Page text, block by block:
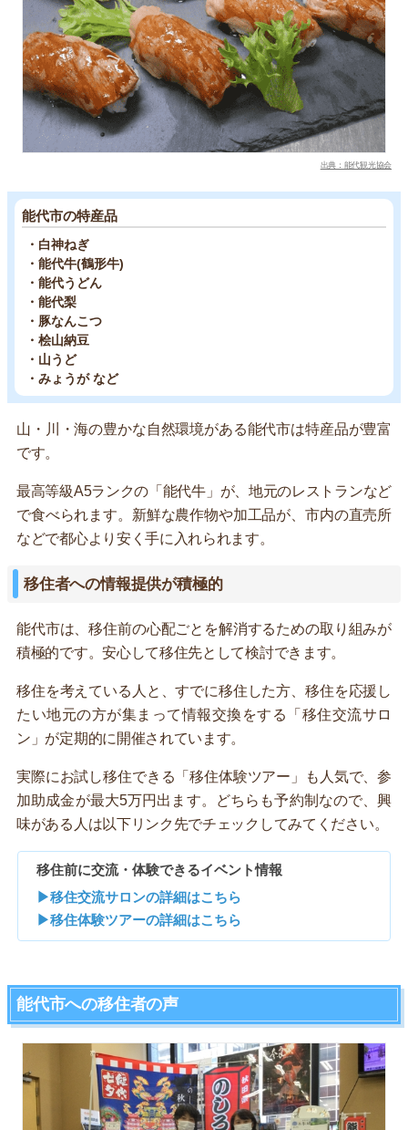
出典：能代観光協会
能代市の特産品
・白神ねぎ
・能代牛(鶴形牛)
・能代うどん
・能代梨
・豚なんこつ
・桧山納豆
・山うど
・みょうが など
山・川・海の豊かな自然環境がある能代市は特産品が豊富
です。
最高等級A5ランクの「能代牛」が、地元のレストランなど
で食べられます。新鮮な農作物や加工品が、市内の直売所
などで都心より安く手に入れられます。
移住者への情報提供が積極的
能代市は、移住前の心配ごとを解消するための取り組みが
積極的です。安心して移住先として検討できます。
移住を考えている人と、すでに移住した方、移住を応援し
たい地元の方が集まって情報交換をする「移住交流サロ
ン」が定期的に開催されています。
実際にお試し移住できる「移住体験ツアー」も人気で、参
加助成金が最大5万円出ます。どちらも予約制なので、興
味がある人は以下リンク先でチェックしてみてください。
移住前に交流・体験できるイベント情報
▶移住交流サロンの詳細はこちら
▶移住体験ツアーの詳細はこちら
能代市への移住者の声